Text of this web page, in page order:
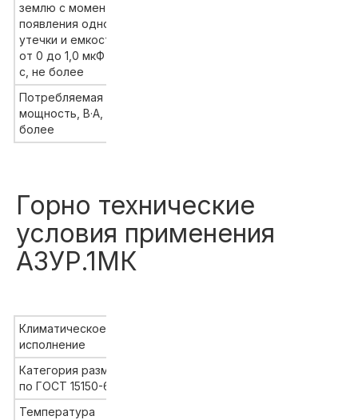
землю с момента
появления однофазной
утечки и емкости сети
от 0 до 1,0 мкФ на фазу,
с, не более
Потребляемая
мощность, В·А, не
более
Горно технические
условия применения
АЗУР.1МК
Климатическое
исполнение
Категория размещения
по ГОСТ 15150-69
Температура